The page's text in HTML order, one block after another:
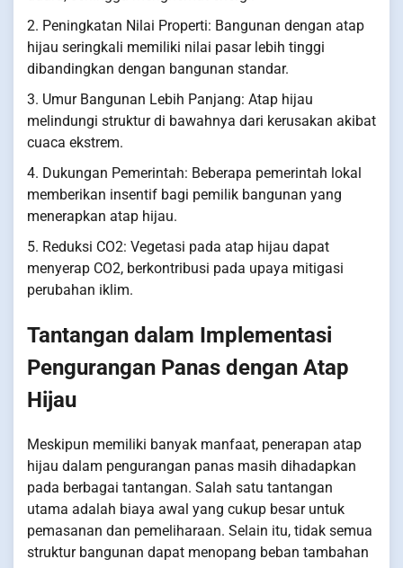
2. Peningkatan Nilai Properti: Bangunan dengan atap
hijau seringkali memiliki nilai pasar lebih tinggi
dibandingkan dengan bangunan standar.
3. Umur Bangunan Lebih Panjang: Atap hijau
melindungi struktur di bawahnya dari kerusakan akibat
cuaca ekstrem.
4. Dukungan Pemerintah: Beberapa pemerintah lokal
memberikan insentif bagi pemilik bangunan yang
menerapkan atap hijau.
5. Reduksi CO2: Vegetasi pada atap hijau dapat
menyerap CO2, berkontribusi pada upaya mitigasi
perubahan iklim.
Tantangan dalam Implementasi
Pengurangan Panas dengan Atap
Hijau
Meskipun memiliki banyak manfaat, penerapan atap
hijau dalam pengurangan panas masih dihadapkan
pada berbagai tantangan. Salah satu tantangan
utama adalah biaya awal yang cukup besar untuk
pemasanan dan pemeliharaan. Selain itu, tidak semua
struktur bangunan dapat menopang beban tambahan